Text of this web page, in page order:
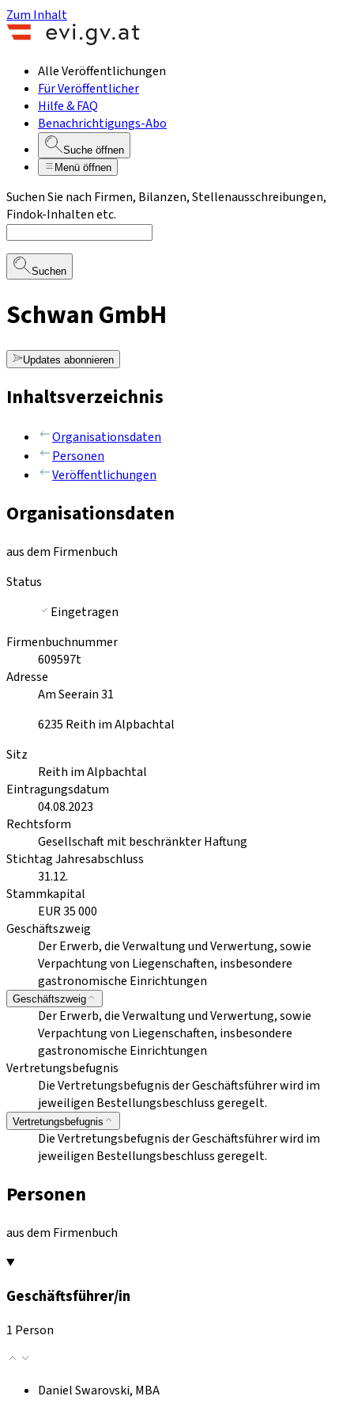
Zum Inhalt
Alle Veröffentlichungen
Für Veröffentlicher
Hilfe & FAQ
Benachrichtigungs-Abo
Suche öffnen
Menü öffnen
Suchen Sie nach Firmen, Bilanzen, Stellenausschreibungen,
Findok-Inhalten etc.
Suchen
Schwan GmbH
Updates abonnieren
Inhaltsverzeichnis
Organisationsdaten
Personen
Veröffentlichungen
Organisationsdaten
aus dem Firmenbuch
Status
Eingetragen
Firmenbuchnummer
609597t
Adresse
Am Seerain 31
6235 Reith im Alpbachtal
Sitz
Reith im Alpbachtal
Eintragungsdatum
04.08.2023
Rechtsform
Gesellschaft mit beschränkter Haftung
Stichtag Jahresabschluss
31.12.
Stammkapital
EUR 35 000
Geschäftszweig
Der Erwerb, die Verwaltung und Verwertung, sowie
Verpachtung von Liegenschaften, insbesondere
gastronomische Einrichtungen
Geschäftszweig
Der Erwerb, die Verwaltung und Verwertung, sowie
Verpachtung von Liegenschaften, insbesondere
gastronomische Einrichtungen
Vertretungsbefugnis
Die Vertretungsbefugnis der Geschäftsführer wird im
jeweiligen Bestellungsbeschluss geregelt.
Vertretungsbefugnis
Die Vertretungsbefugnis der Geschäftsführer wird im
jeweiligen Bestellungsbeschluss geregelt.
Personen
aus dem Firmenbuch
Geschäftsführer/in
1 Person
Daniel Swarovski, MBA